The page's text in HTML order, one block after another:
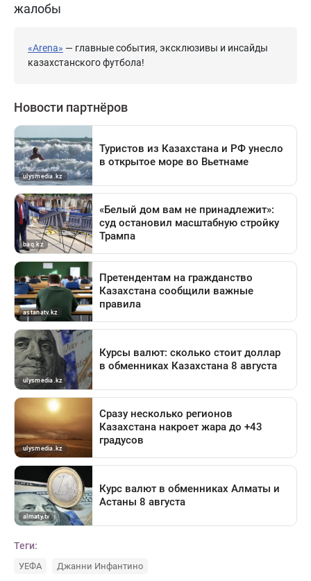
жалобы
«Arena» — главные события, эксклюзивы и инсайды
казахстанского футбола!
Теги:
УЕФА Джанни Инфантино